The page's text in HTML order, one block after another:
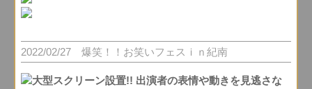
2022/02/27 爆笑！！お笑いフェスｉｎ紀南